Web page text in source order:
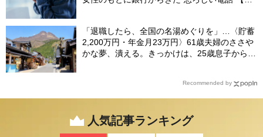
「退職したら、全国の名湯めぐりを」…〈貯蓄
2,200万円・年金月23万円〉61歳夫婦のささや
かな夢、潰える。きっかけは、25歳息子から届
Recommended by
人気記事ランキング